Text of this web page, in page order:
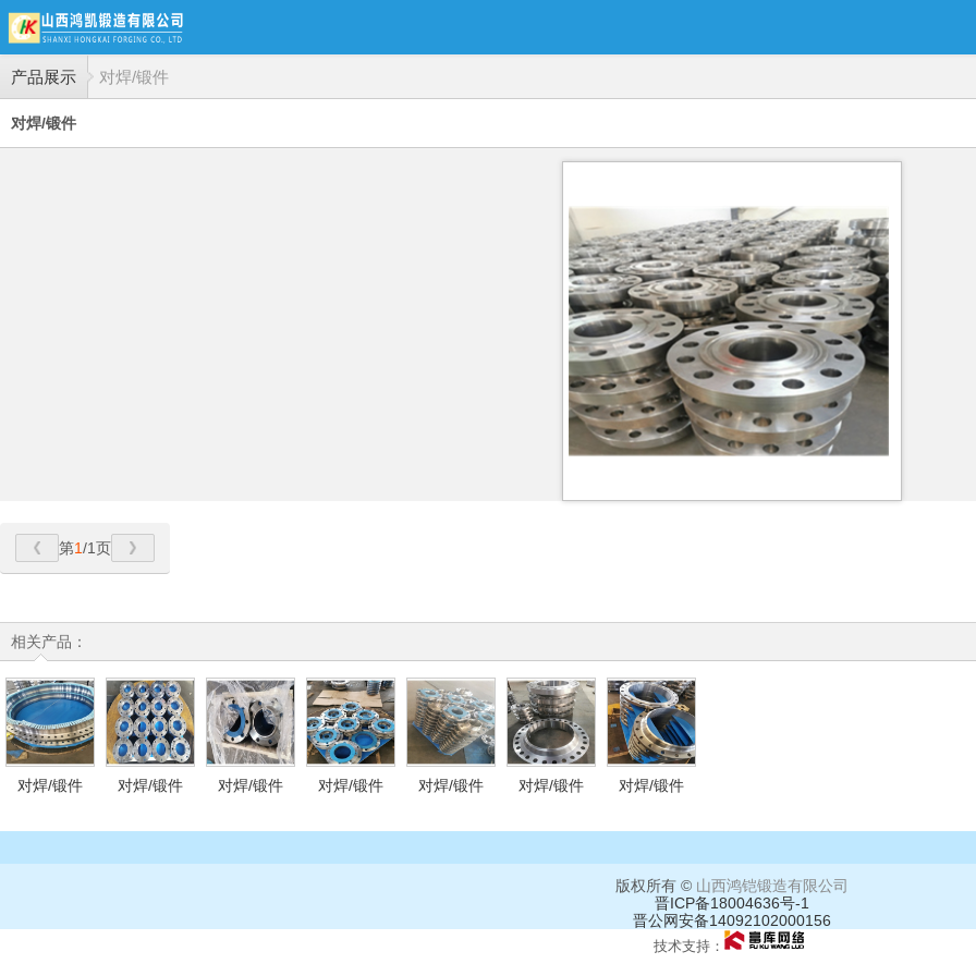
产品展示 对焊/锻件
对焊/锻件
第1/1页
相关产品：
对焊/锻件 对焊/锻件 对焊/锻件 对焊/锻件 对焊/锻件 对焊/锻件 对焊/锻件
版权所有 © 山西鸿铠锻造有限公司
晋ICP备18004636号-1
晋公网安备14092102000156
技术支持：